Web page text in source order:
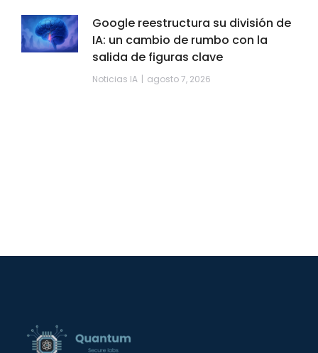
Google reestructura su división de
IA: un cambio de rumbo con la
salida de figuras clave
Noticias IA agosto 7, 2026